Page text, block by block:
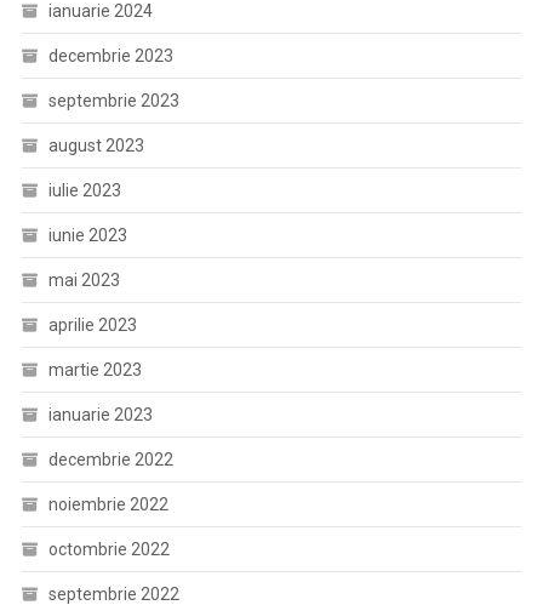
ianuarie 2024
decembrie 2023
septembrie 2023
august 2023
iulie 2023
iunie 2023
mai 2023
aprilie 2023
martie 2023
ianuarie 2023
decembrie 2022
noiembrie 2022
octombrie 2022
septembrie 2022